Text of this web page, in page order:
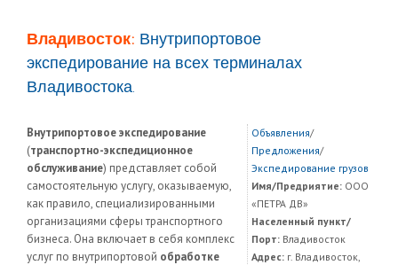
Владивосток: Внутрипортовое
экспедирование на всех терминалах
Владивостока.
Внутрипортовое экспедирование
(транспортно-экспедиционное
обслуживание) представляет собой
самостоятельную услугу, оказываемую,
как правило, специализированными
организациями сферы транспортного
бизнеса. Она включает в себя комплекс
услуг по внутрипортовой обработке
Объявления/
Предложения/
Экспедирование грузов
Имя/Предриятие:ООО
«ПЕТРА ДВ»
Населенный пункт/
Порт:Владивосток
Адрес:г. Владивосток,